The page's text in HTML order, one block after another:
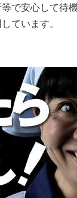
で安心して待
ています。